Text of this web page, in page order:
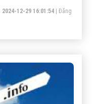
2024-12-29 16:01:54|Đăng